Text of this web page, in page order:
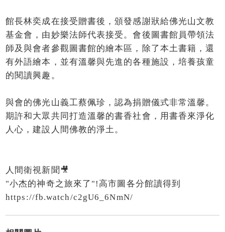
館長林奕成在接受贈書後，頒發感謝狀給佛光山文教
基金會，由妙樂法師代表接受。會後圖書館員帶領法
師及與會者參觀圖書館的繪本區，除了本土書籍，還
有外語繪本，並有溫馨與先進的各種施設，培養孩童
的閱讀興趣。
與會的佛光山義工蔡佩珍，認為捐贈儀式非常溫馨。
期許和大眾共同打造溫馨的書香社會，用書香來淨化
人心，建設人間佛教的淨土。
人間衛視新聞🎥
"小杰的神奇之旅來了"!高市圖各分館讀得到
https://fb.watch/c2gU6_6NmN/